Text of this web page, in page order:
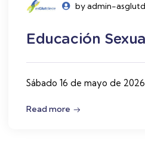
by admin-
Educación
Sábado 16 de mayo de
Read more